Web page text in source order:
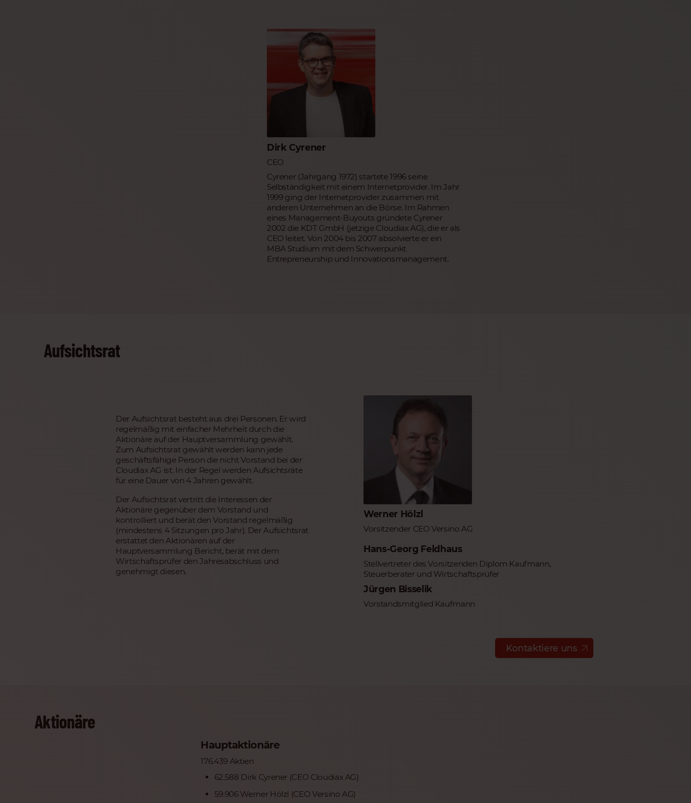
Dirk Cyrener
CEO
Cyrener (Jahrgang 1972) startete 1996 seine
Selbständigkeit mit einem Internetprovider. Im Jahr
1999 ging der Internetprovider zusammen mit
anderen Unternehmen an die Börse. Im Rahmen
eines Management-Buyouts gründete Cyrener
2002 die KDT GmbH (jetzige Cloudiax AG), die er als
CEO leitet. Von 2004 bis 2007 absolvierte er ein
MBA Studium mit dem Schwerpunkt
Entrepreneurship und Innovationsmanagement.
Aufsichtsrat
Der Aufsichtsrat besteht aus drei Personen. Er wird
regelmäßig mit einfacher Mehrheit durch die
Aktionäre auf der Hauptversammlung gewählt.
Zum Aufsichtsrat gewählt werden kann jede
geschäftsfähige Person die nicht Vorstand bei der
Cloudiax AG ist. In der Regel werden Aufsichtsräte
für eine Dauer von 4 Jahren gewählt.
Der Aufsichtsrat vertritt die Interessen der
Aktionäre gegenüber dem Vorstand und
kontrolliert und berät den Vorstand regelmäßig
(mindestens 4 Sitzungen pro Jahr). Der Aufsichtsrat
erstattet den Aktionären auf der
Hauptversammlung Bericht, berät mit dem
Wirtschaftsprüfer den Jahresabschluss und
genehmigt diesen.
Werner Hölzl
Vorsitzender CEO Versino AG
Hans-Georg Feldhaus
Stellvertreter des Vorsitzenden Diplom Kaufmann,
Steuerberater und Wirtschaftsprüfer
Jürgen Bisselik
Vorstandsmitglied Kaufmann
Kontaktiere uns
Aktionäre
Hauptaktionäre
176.439 Aktien
62.588 Dirk Cyrener (CEO Cloudiax AG)
59.906 Werner Hölzl (CEO Versino AG)